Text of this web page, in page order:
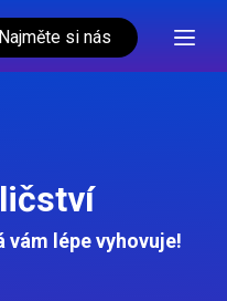
Najměte si nás
lépe vyhovuje!